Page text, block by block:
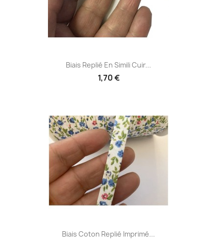
Biais Replié En Simili Cuir...
1,70 €
Biais Coton Replié Imprimé...